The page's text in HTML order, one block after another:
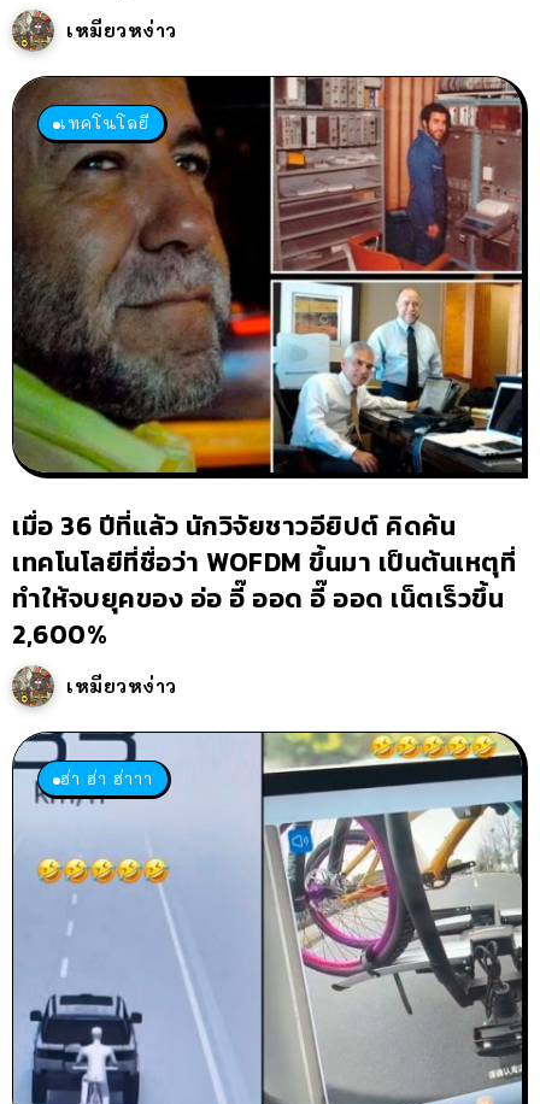
เหมียวหง่าว
เทคโนโลยี
เมื่อ 36 ปีที่แล้ว นักวิจัยชาวอียิปต์ คิดค้น
เทคโนโลยีที่ชื่อว่า WOFDM ขึ้นมา เป็นต้นเหตุที่
ทำให้จบยุคของ อ่อ อี๊ ออด อี๊ ออด เน็ตเร็วขึ้น
2,600%
เหมียวหง่าว
ฮ่า ฮ่า ฮ่าาา